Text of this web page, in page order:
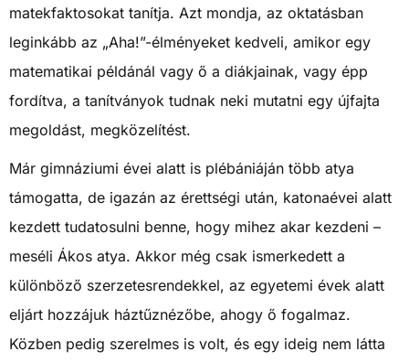
matekfaktosokat tanítja. Azt mondja, az oktatásban
leginkább az „Aha!”-élményeket kedveli, amikor egy
matematikai példánál vagy ő a diákjainak, vagy épp
fordítva, a tanítványok tudnak neki mutatni egy újfajta
megoldást, megközelítést.
Már gimnáziumi évei alatt is plébániáján több atya
támogatta, de igazán az érettségi után, katonaévei alatt
kezdett tudatosulni benne, hogy mihez akar kezdeni –
meséli Ákos atya. Akkor még csak ismerkedett a
különböző szerzetesrendekkel, az egyetemi évek alatt
eljárt hozzájuk háztűznézőbe, ahogy ő fogalmaz.
Közben pedig szerelmes is volt, és egy ideig nem látta